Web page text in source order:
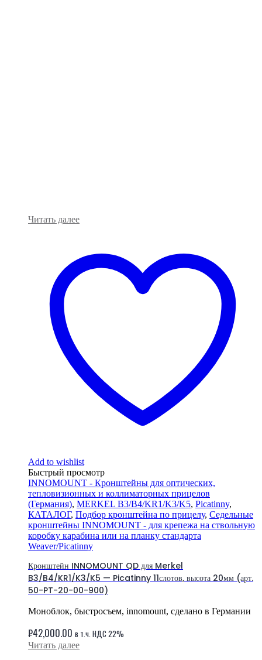
Читать далее
Add to wishlist
Быстрый просмотр
INNOMOUNT - Кронштейны для оптических,
тепловизионных и коллиматорных прицелов
(Германия), MERKEL B3/B4/KR1/K3/K5, Picatinny,
КАТАЛОГ, Подбор кронштейна по прицелу, Седельные
кронштейны INNOMOUNT - для крепежа на ствольную
коробку карабина или на планку стандарта
Weaver/Picatinny
Кронштейн INNOMOUNT QD для Merkel
B3/B4/KR1/K3/K5 — Picatinny 11слотов, высота 20мм (арт.
50-PT-20-00-900)
Моноблок, быстросъем, innomount, сделано в Германии
₽42,000.00 в т.ч. НДС 22%
Читать далее